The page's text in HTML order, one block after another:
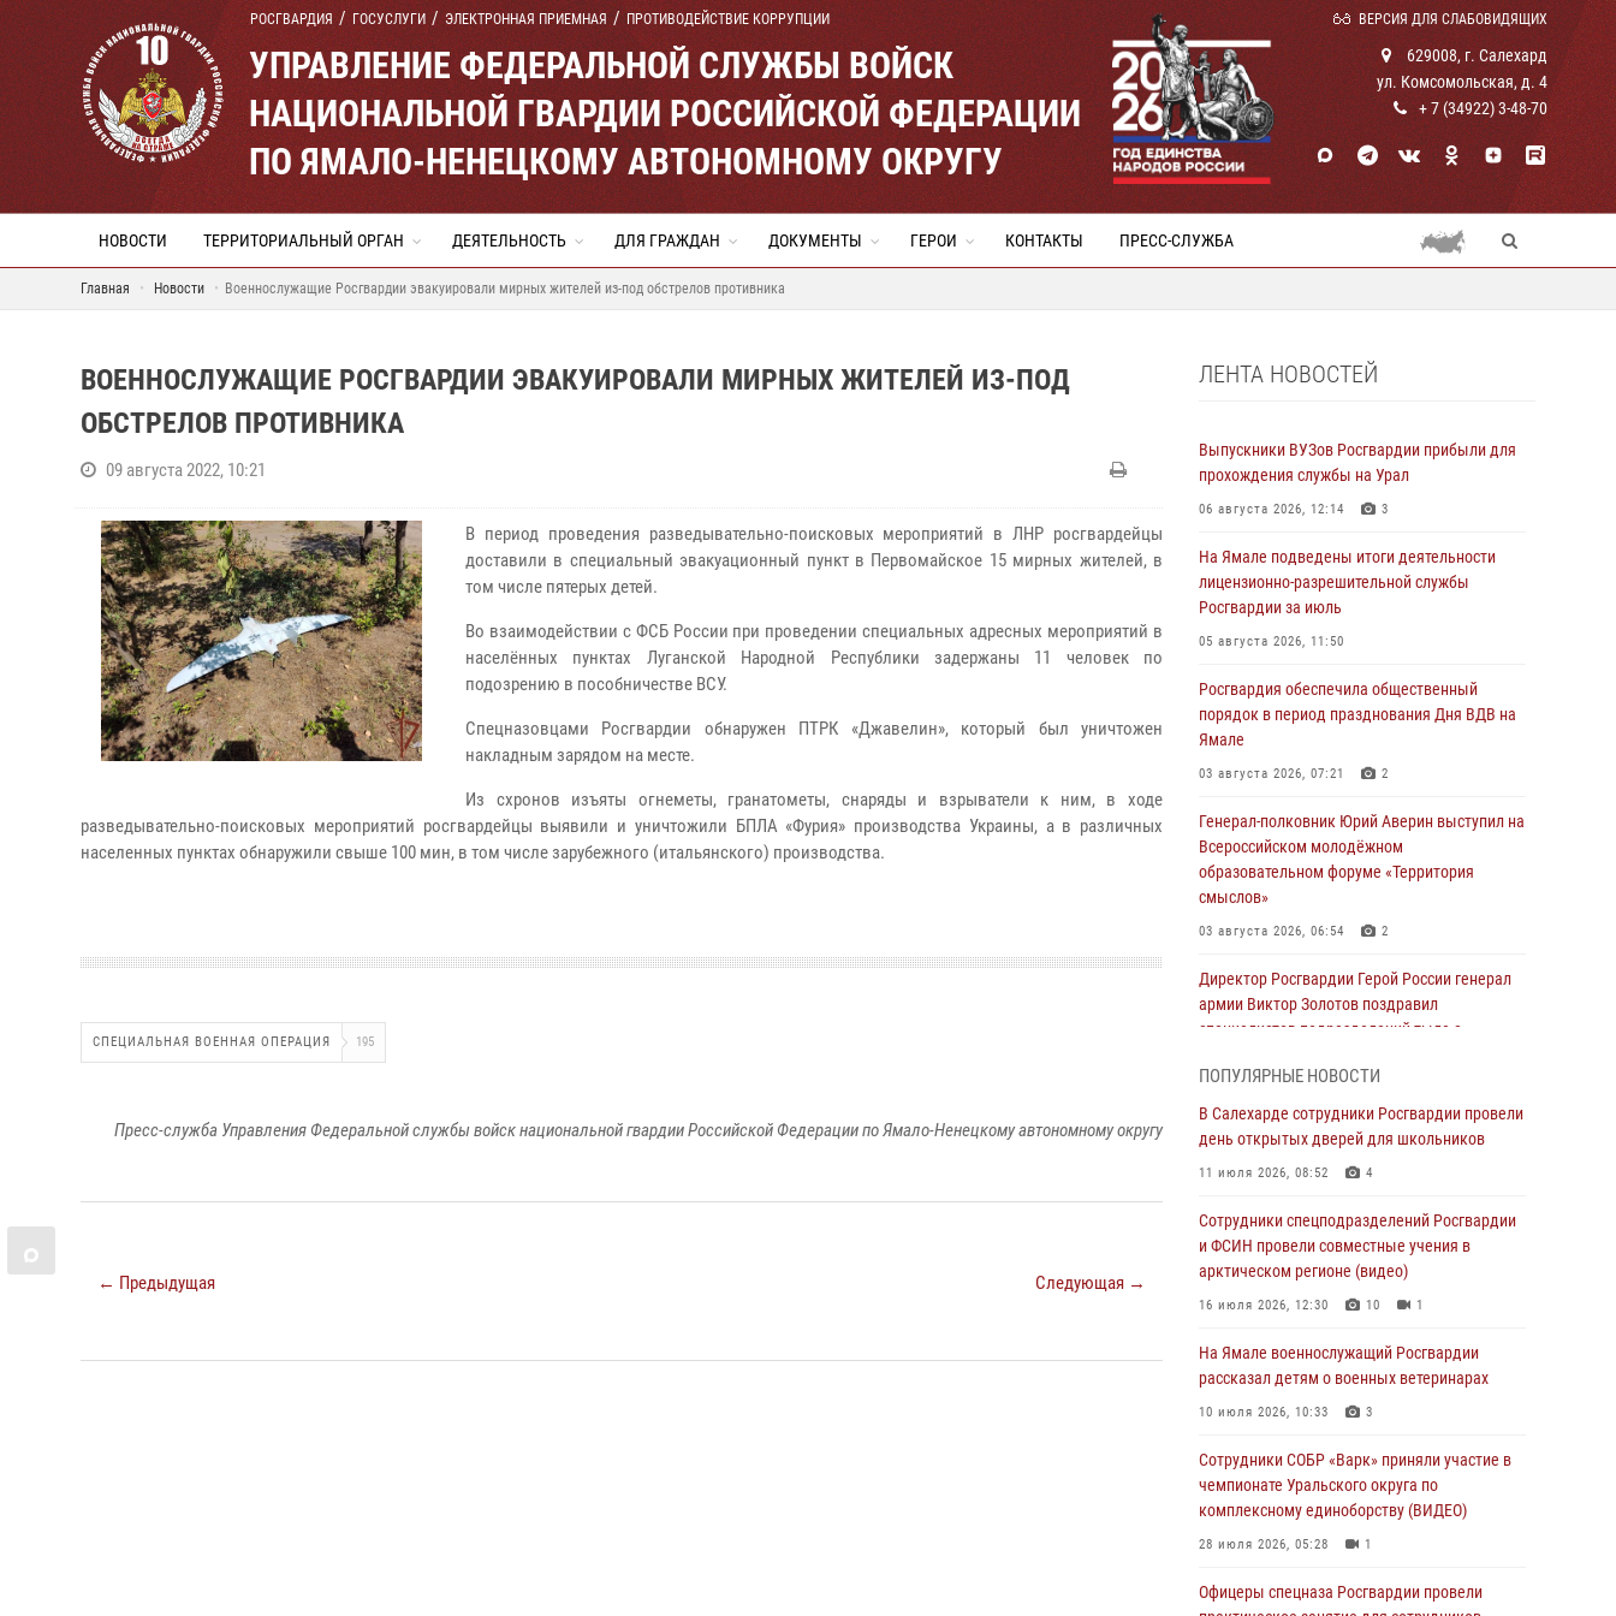
РОСГВАРДИЯ ГОСУСЛУГИ ЭЛЕКТРОННАЯ ПРИЕМНАЯ ПРОТИВОДЕЙСТВИЕ КОРРУПЦИИ ВЕРСИЯ ДЛЯ СЛАБОВИДЯЩИХ
УПРАВЛЕНИЕ ФЕДЕРАЛЬНОЙ СЛУЖБЫ ВОЙСК
НАЦИОНАЛЬНОЙ ГВАРДИИ РОССИЙСКОЙ ФЕДЕРАЦИИ
ПО ЯМАЛО-НЕНЕЦКОМУ АВТОНОМНОМУ ОКРУГУ
629008, г. Салехард
ул. Комсомольская, д. 4
+ 7 (34922) 3-48-70
НОВОСТИ ТЕРРИТОРИАЛЬНЫЙ ОРГАН ДЕЯТЕЛЬНОСТЬ ДЛЯ ГРАЖДАН ДОКУМЕНТЫ ГЕРОИ КОНТАКТЫ ПРЕСС-СЛУЖБА
Главная Новости Военнослужащие Росгвардии эвакуировали мирных жителей из-под обстрелов противника
ВОЕННОСЛУЖАЩИЕ РОСГВАРДИИ ЭВАКУИРОВАЛИ МИРНЫХ ЖИТЕЛЕЙ ИЗ-ПОД
ОБСТРЕЛОВ ПРОТИВНИКА
09 августа 2022, 10:21
В период проведения разведывательно-поисковых мероприятий в ЛНР росгвардейцы
доставили в специальный эвакуационный пункт в Первомайское 15 мирных жителей, в
том числе пятерых детей.
Во взаимодействии с ФСБ России при проведении специальных адресных мероприятий в
населённых пунктах Луганской Народной Республики задержаны 11 человек по
подозрению в пособничестве ВСУ.
Спецназовцами Росгвардии обнаружен ПТРК «Джавелин», который был уничтожен
накладным зарядом на месте.
Из схронов изъяты огнеметы, гранатометы, снаряды и взрыватели к ним, в ходе
разведывательно-поисковых мероприятий росгвардейцы выявили и уничтожили БПЛА «Фурия» производства Украины, а в различных
населенных пунктах обнаружили свыше 100 мин, в том числе зарубежного (итальянского) производства.
СПЕЦИАЛЬНАЯ ВОЕННАЯ ОПЕРАЦИЯ 195
Пресс-служба Управления Федеральной службы войск национальной гвардии Российской Федерации по Ямало-Ненецкому автономному округу
← Предыдущая Следующая →
ЛЕНТА НОВОСТЕЙ
Выпускники ВУЗов Росгвардии прибыли для
прохождения службы на Урал
06 августа 2026, 12:14 3
На Ямале подведены итоги деятельности
лицензионно-разрешительной службы
Росгвардии за июль
05 августа 2026, 11:50
Росгвардия обеспечила общественный
порядок в период празднования Дня ВДВ на
Ямале
03 августа 2026, 07:21 2
Генерал-полковник Юрий Аверин выступил на
Всероссийском молодёжном
образовательном форуме «Территория
смыслов»
03 августа 2026, 06:54 2
Директор Росгвардии Герой России генерал
армии Виктор Золотов поздравил
специалистов подразделений тыла с
Сотрудники СОБР «Варк» повышают боевое
Офицеры спецназа Росгвардии провели
практическое занятие для сотрудников
прокуратуры на Ямале
В Уральском округе Росгвардии состоялось
заседание оперативного штаба
Сотрудники СОБР «Варк» приняли участие в
чемпионате Уральского округа по
ПОПУЛЯРНЫЕ НОВОСТИ
В Салехарде сотрудники Росгвардии провели
день открытых дверей для школьников
11 июля 2026, 08:52 4
Сотрудники спецподразделений Росгвардии
и ФСИН провели совместные учения в
арктическом регионе (видео)
16 июля 2026, 12:30 10 1
На Ямале военнослужащий Росгвардии
рассказал детям о военных ветеринарах
10 июля 2026, 10:33 3
Сотрудники СОБР «Варк» приняли участие в
чемпионате Уральского округа по
комплексному единоборству (ВИДЕО)
28 июля 2026, 05:28 1
Офицеры спецназа Росгвардии провели